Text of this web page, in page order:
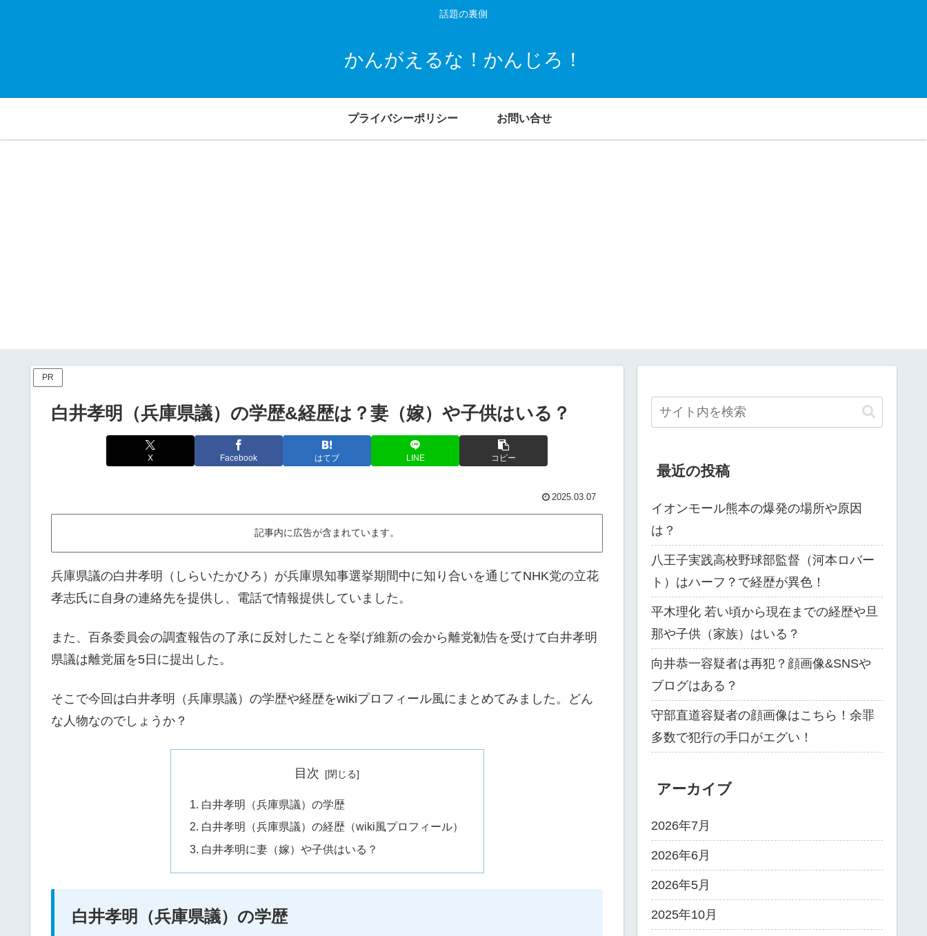
話題の裏側
かんがえるな！かんじろ！
プライバシーポリシー お問い合せ
PR
白井孝明（兵庫県議）の学歴&経歴は？妻（嫁）や子供はいる？
X Facebook はてブ LINE コピー
2025.03.07
記事内に広告が含まれています。
兵庫県議の白井孝明（しらいたかひろ）が兵庫県知事選挙期間中に知り合いを通じてNHK党の立花
孝志氏に自身の連絡先を提供し、電話で情報提供していました。
また、百条委員会の調査報告の了承に反対したことを挙げ維新の会から離党勧告を受けて白井孝明
県議は離党届を5日に提出した。
そこで今回は白井孝明（兵庫県議）の学歴や経歴をwikiプロフィール風にまとめてみました。どん
な人物なのでしょうか？
目次
白井孝明（兵庫県議）の学歴
白井孝明（兵庫県議）の経歴（wiki風プロフィール）
白井孝明に妻（嫁）や子供はいる？
白井孝明（兵庫県議）の学歴
最近の投稿
イオンモール熊本の爆発の場所や原因
は？
八王子実践高校野球部監督（河本ロバー
ト）はハーフ？で経歴が異色！
平木理化 若い頃から現在までの経歴や旦
那や子供（家族）はいる？
向井恭一容疑者は再犯？顔画像&SNSや
ブログはある？
守部直道容疑者の顔画像はこちら！余罪
多数で犯行の手口がエグい！
アーカイブ
2026年7月
2026年6月
2026年5月
2025年10月